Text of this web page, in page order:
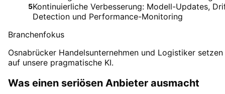
5Kontinuierliche Verbesserung: Modell-Updates,
Detection und Performance-Monitoring
Branchenfokus
Osnabrücker Handelsunternehmen und Logistiker setzen
auf unsere pragmatische KI.
Was einen seriösen Anbieter ausmacht